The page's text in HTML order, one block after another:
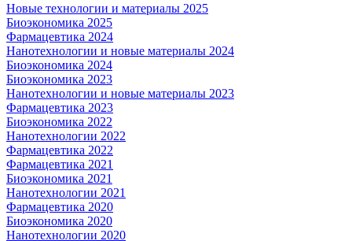
Новые технологии и материалы 2025
Биоэкономика 2025
Фармацевтика 2024
Нанотехнологии и новые материалы 2024
Биоэкономика 2024
Биоэкономика 2023
Нанотехнологии и новые материалы 2023
Фармацевтика 2023
Биоэкономика 2022
Нанотехнологии 2022
Фармацевтика 2022
Фармацевтика 2021
Биоэкономика 2021
Нанотехнологии 2021
Фармацевтика 2020
Биоэкономика 2020
Нанотехнологии 2020